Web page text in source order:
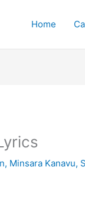
Home
, Minsara Kanavu,